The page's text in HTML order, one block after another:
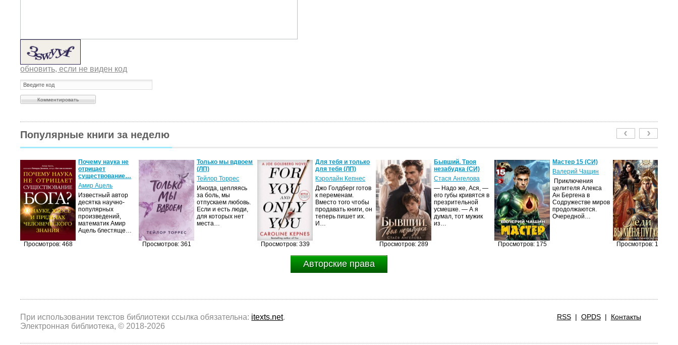
обновить, если не виден код
Популярные книги за неделю
Просмотров: 468
Почему наука не
отрицает
существование…
Амир Ацель
Известный автор
десятка научно-
популярных
произведений,
математик Амир
Ацель блестяще…
Просмотров: 361
Только мы вдвоем
(ЛП)
Тейлор Торрес
Иногда, цепляясь
за боль, мы
отпускаем любовь.
Если и есть люди,
для которых нет
места…
Просмотров: 339
Для тебя и только
для тебя (ЛП)
Кэролайн Кепнес
Джо Голдберг готов
к переменам.
Вместо того чтобы
продавать книги, он
теперь пишет их.
И…
Просмотров: 289
Бывший. Твоя
незабудка (СИ)
Стася Ангелова
— Надо же, Ася, —
его губы кривятся в
презрительной
усмешке. — А я
думал, тот мужик
из…
Просмотров: 175
Мастер 15 (СИ)
Валерий Чащин
Приключения
целителя Алекса
Ан Бергена в
Содружестве миров
продолжаются.
Очередной…
Просмотров: 166
Авторские права
При использовании текстов библиотеки ссылка обязательна: itexts.net.
Электронная библиотека, © 2018-2026
RSS| OPDS| Контакты